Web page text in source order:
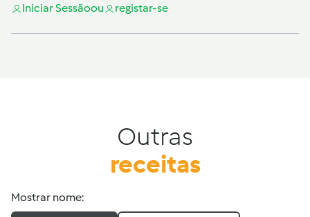
Iniciar Sessãoou registar-se
Outras
receitas
Mostrar nome: